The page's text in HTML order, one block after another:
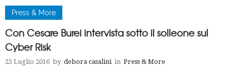
Press & More
Con Cesare Burei intervista sotto il solleone sul
Cyber Risk
25 Luglio 2016 by debora casalini in Press & More